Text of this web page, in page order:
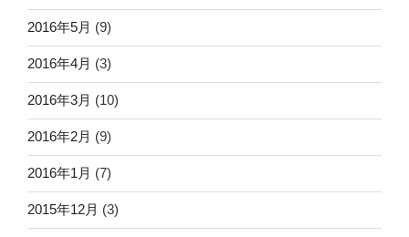
2016年5月 (9)
2016年4月 (3)
2016年3月 (10)
2016年2月 (9)
2016年1月 (7)
2015年12月 (3)